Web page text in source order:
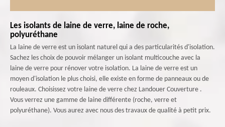
Les isolants de laine de verre, laine de roche,
polyuréthane
La laine de verre est un isolant naturel qui a des particularités d'isolation.
Sachez les choix de pouvoir mélanger un isolant multicouche avec la
laine de verre pour rénover votre isolation. La laine de verre est un
moyen d'isolation le plus choisi, elle existe en forme de panneaux ou de
rouleaux. Choisissez votre laine de verre chez Landouer Couverture .
Vous verrez une gamme de laine différente (roche, verre et
polyuréthane). Vous aurez avec nous des travaux de qualité à petit prix.